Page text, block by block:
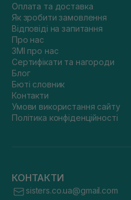
Оплата та доставка
Як зробити замовлення
Відповіді на запитання
Про нас
ЗМІ про нас
Сертифікати та нагороди
Блог
Бюті словник
Контакти
Умови використання сайту
Політика конфіденційності
КОНТАКТИ
sisters.co.ua@gmail.com